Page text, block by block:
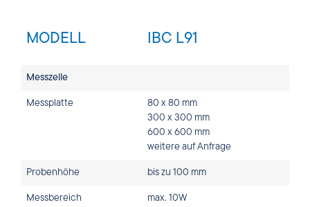
MODELL IBC L91
Messzelle
Messplatte
80 x 80 mm
300 x 300 mm
600 x 600 mm
weitere auf Anfrage
Probenhöhe bis zu 100 mm
Messbereich
max. 10W